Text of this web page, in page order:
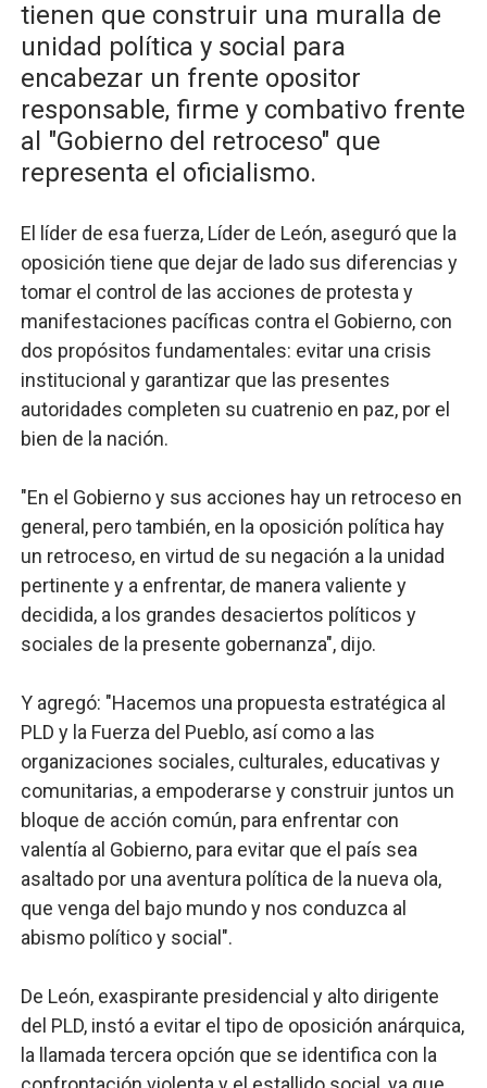
Candidato a presidente del Colegio de Notarios hace
Digecac realizará Primer Festival de Plantas 2026
Josefa Castillo: Liderazgo y Transformación Social al
Lee Ballester a los que se forman como agentes
Operativo Interinstitucional “Compromiso Ambiental
tienen que construir una muralla de
unidad política y social para
encabezar un frente opositor
responsable, firme y combativo frente
al "Gobierno del retroceso" que
representa el oficialismo.
El líder de esa fuerza, Líder de León, aseguró que la
oposición tiene que dejar de lado sus diferencias y
tomar el control de las acciones de protesta y
manifestaciones pacíficas contra el Gobierno, con
dos propósitos fundamentales: evitar una crisis
institucional y garantizar que las presentes
autoridades completen su cuatrenio en paz, por el
bien de la nación.
"En el Gobierno y sus acciones hay un retroceso en
general, pero también, en la oposición política hay
un retroceso, en virtud de su negación a la unidad
pertinente y a enfrentar, de manera valiente y
decidida, a los grandes desaciertos políticos y
sociales de la presente gobernanza", dijo.
Y agregó: "Hacemos una propuesta estratégica al
PLD y la Fuerza del Pueblo, así como a las
organizaciones sociales, culturales, educativas y
comunitarias, a empoderarse y construir juntos un
bloque de acción común, para enfrentar con
valentía al Gobierno, para evitar que el país sea
asaltado por una aventura política de la nueva ola,
que venga del bajo mundo y nos conduzca al
abismo político y social".
De León, exaspirante presidencial y alto dirigente
del PLD, instó a evitar el tipo de oposición anárquica,
la llamada tercera opción que se identifica con la